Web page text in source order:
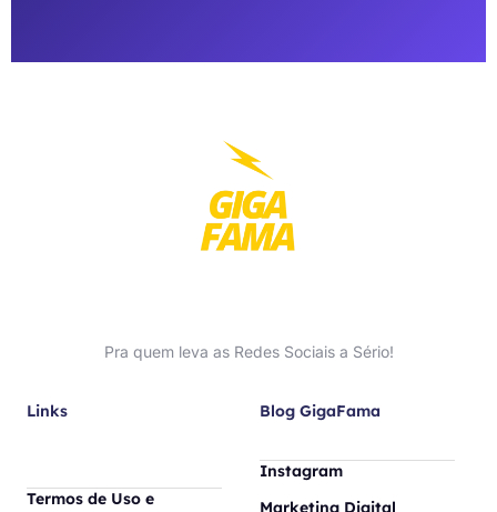
Pra quem leva as Redes Sociais a Sério!
Links
Termos de Uso e
Blog GigaFama
Instagram
Marketing Digital